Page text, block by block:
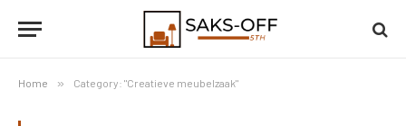
Home » Category: "Creatieve meubelzaak"